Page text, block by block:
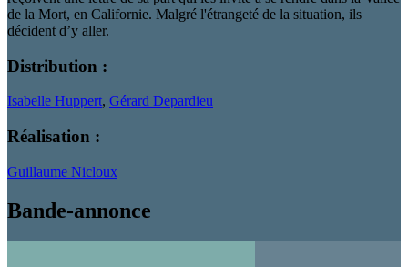
de la Mort, en Californie. Malgré l'étrangeté de la situation, ils
décident d’y aller.
Distribution :
Isabelle Huppert, Gérard Depardieu
Réalisation :
Guillaume Nicloux
Bande-annonce